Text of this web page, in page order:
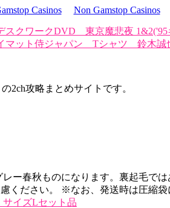
Casinos Non Gamstop Casinos
スクワークDVD 東京魔悲夜 1&2('95
マット 侍ジャパン Tシャツ 鈴木誠
2ch攻略まとめサイトです。
春秋ものになります。裏起毛で
ださい。 ※なお、発送時は圧縮袋
イズLセット品